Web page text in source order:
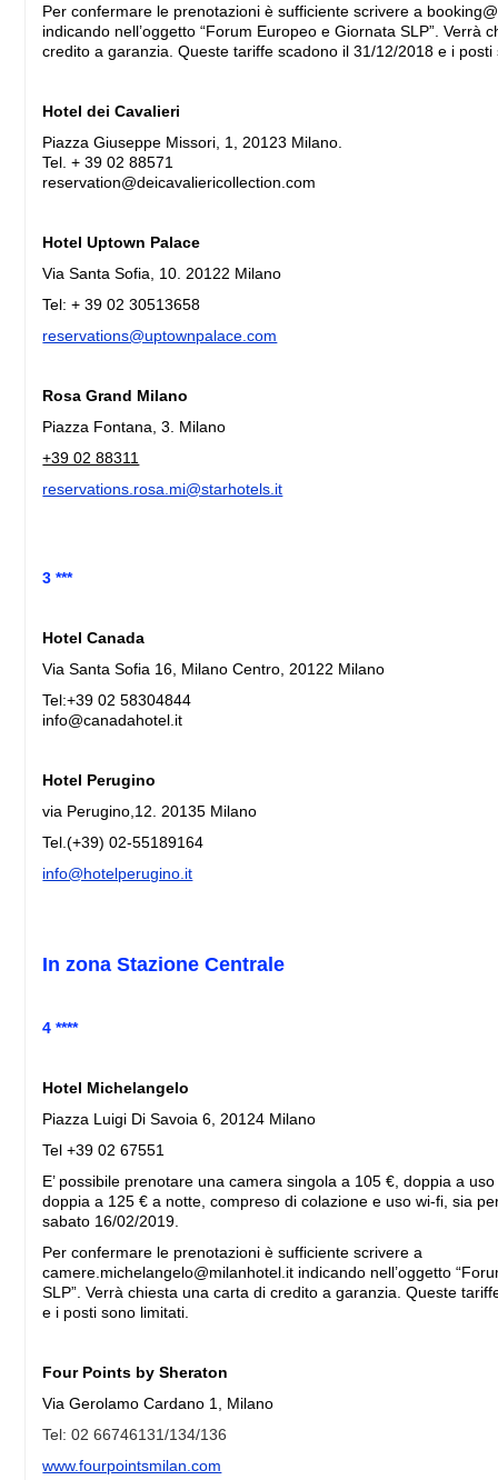
Per confermare le prenotazioni è sufficiente scrivere a
indicando nell’oggetto “Forum Europeo e Giornata SLP”. Verrà
credito a garanzia. Queste tariffe scadono il 31/12/2018 e i posti
Hotel dei Cavalieri
Piazza Giuseppe Missori, 1, 20123 Milano.
Tel. + 39 02 88571
reservation@deicavaliericollection.com
Hotel Uptown Palace
Via Santa Sofia, 10. 20122 Milano
Tel: + 39 02 30513658
reservations@uptownpalace.com
Rosa Grand Milano
Piazza Fontana, 3. Milano
+39 02 88311
reservations.rosa.mi@starhotels.it
3 ***
Hotel Canada
Via Santa Sofia 16, Milano Centro, 20122 Milano
Tel:+39 02 58304844
info@canadahotel.it
Hotel Perugino
via Perugino,12. 20135 Milano
Tel.(+39) 02-55189164
info@hotelperugino.it
In zona Stazione Centrale
4 ****
Hotel Michelangelo
Piazza Luigi Di Savoia 6, 20124 Milano
Tel +39 02 67551
E’ possibile prenotare una camera singola a 105 €, doppia a
doppia a 125 € a notte, compreso di colazione e uso wi-fi, sia
sabato 16/02/2019.
Per confermare le prenotazioni è sufficiente scrivere a
camere.michelangelo@milanhotel.it indicando nell’oggetto
SLP”. Verrà chiesta una carta di credito a garanzia. Queste
e i posti sono limitati.
Four Points by Sheraton
Via Gerolamo Cardano 1, Milano
Tel: 02 66746131/134/136
www.fourpointsmilan.com